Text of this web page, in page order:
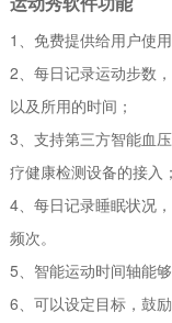
1、免费提供给用户使
2、每日记录运动步数
以及所用的时间；
3、支持第三方智能血
疗健康检测设备的接入；
4、每日记录睡眠状况
频次。
5、智能运动时间轴能
6、可以设定目标，鼓